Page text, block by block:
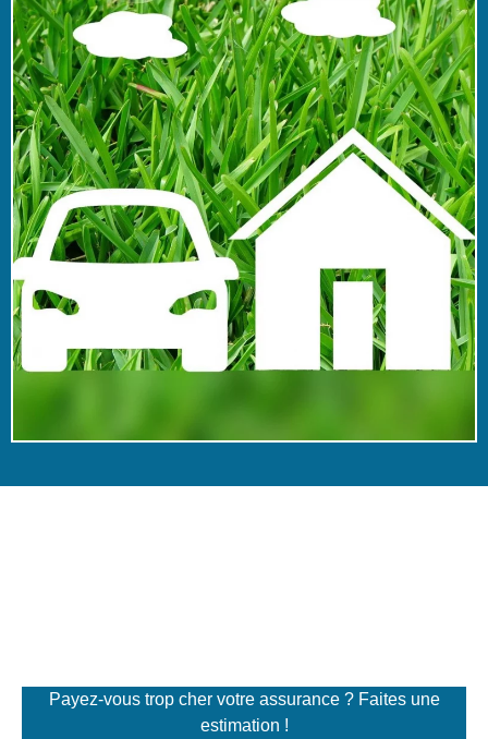
Payez-vous trop cher votre assurance ? Faites une
estimation !